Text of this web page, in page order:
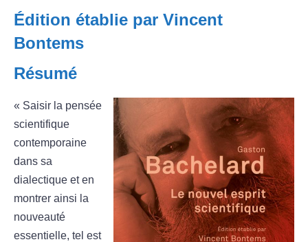
Édition établie par Vincent
Bontems
Résumé
« Saisir la pensée
scientifique
contemporaine
dans sa
dialectique et en
montrer ainsi la
nouveauté
essentielle, tel est